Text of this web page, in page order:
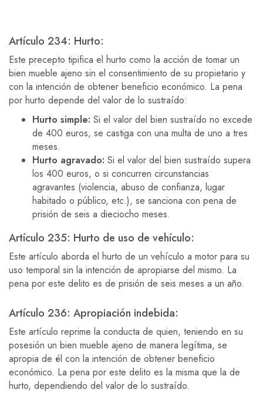
Artículo 234: Hurto:
Este precepto tipifica el hurto como la acción de tomar un
bien mueble ajeno sin el consentimiento de su propietario y
con la intención de obtener beneficio económico. La pena
por hurto depende del valor de lo sustraído:
Hurto simple: Si el valor del bien sustraído no excede
de 400 euros, se castiga con una multa de uno a tres
meses.
Hurto agravado: Si el valor del bien sustraído supera
los 400 euros, o si concurren circunstancias
agravantes (violencia, abuso de confianza, lugar
habitado o público, etc.), se sanciona con pena de
prisión de seis a dieciocho meses.
Artículo 235: Hurto de uso de vehículo:
Este artículo aborda el hurto de un vehículo a motor para su
uso temporal sin la intención de apropiarse del mismo. La
pena por este delito es de prisión de seis meses a un año.
Artículo 236: Apropiación indebida:
Este artículo reprime la conducta de quien, teniendo en su
posesión un bien mueble ajeno de manera legítima, se
apropia de él con la intención de obtener beneficio
económico. La pena por este delito es la misma que la de
hurto, dependiendo del valor de lo sustraído.